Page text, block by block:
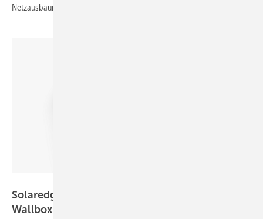
Netzausbaumaßnahmen.
Solaredge zeigt für Solarstrom optimierte
Wallbox